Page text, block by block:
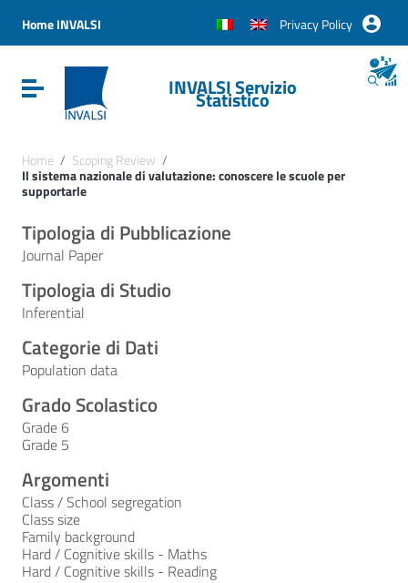
Vai al menu di navigazione
Vai al footer
Home INVALSI Privacy Policy
Attiva / disattiva la navigazioneINVALSI Servizio
Statistico
Home / Scoping Review /
Il sistema nazionale di valutazione: conoscere le scuole per
supportarle
Tipologia di Pubblicazione
Journal Paper
Tipologia di Studio
Inferential
Categorie di Dati
Population data
Grado Scolastico
Grade 6
Grade 5
Argomenti
Class / School segregation
Class size
Family background
Hard / Cognitive skills - Maths
Hard / Cognitive skills - Reading